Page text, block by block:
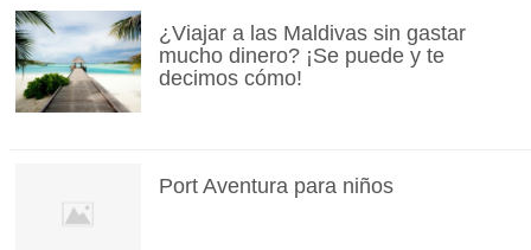
¿Viajar a las Maldivas sin gastar
mucho dinero? ¡Se puede y te
decimos cómo!
Port Aventura para niños